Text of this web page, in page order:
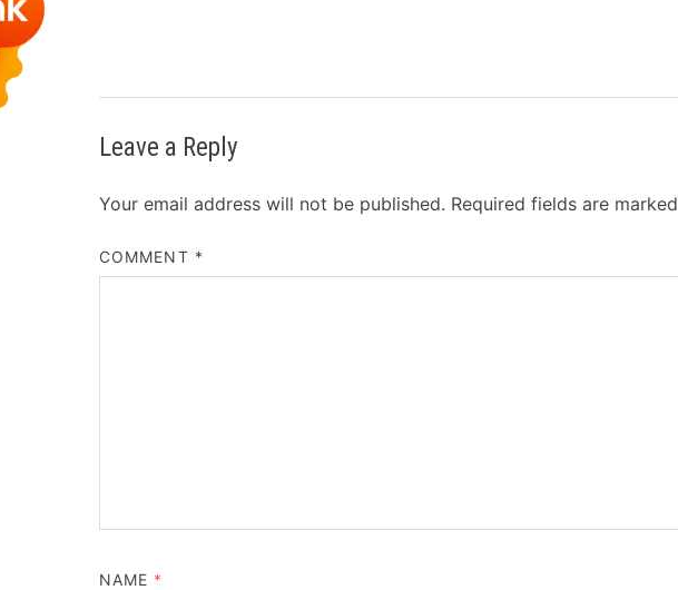
Leave a Reply
Your email address will not be published. Required fields are marked
COMMENT *
NAME *